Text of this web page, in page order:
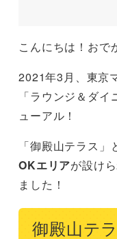
こんにちは！おで
2021年3月、東京
「ラウンジ＆ダ
ューアル！
「御殿山テラス」
OKエリアが設け
ました！
御殿山テ